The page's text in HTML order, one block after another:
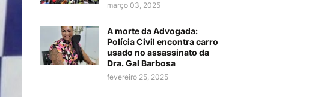
março 03, 2025
A morte da Advogada:
Polícia Civil encontra carro
usado no assassinato da
Dra. Gal Barbosa
fevereiro 25, 2025